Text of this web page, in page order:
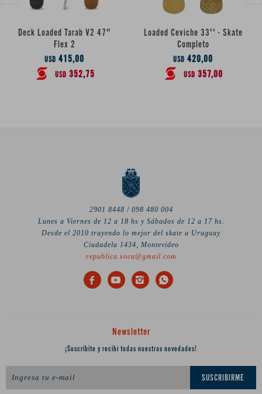
Deck Loaded Tarab V2 47"
Flex 2
USD 415,00
USD 352,75
Loaded Ceviche 33'' - Skate
Completo
USD 420,00
USD 357,00
2901 8448 / 098 480 004
Lunes a Viernes de 12 a 18 hs y Sábados de 12 a 17 hs.
Desde el 2010 trayendo lo mejor del skate a Uruguay
Ciudadela 1434, Montevideo
republica.soca@gmail.com
   
Newsletter
¡Suscribite y recibí todas nuestras novedades!
SUSCRIBIRME